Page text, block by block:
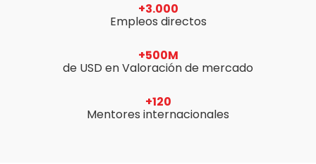
+3.000
Empleos directos
+500M
de USD en Valoración de mercado
+120
Mentores internacionales